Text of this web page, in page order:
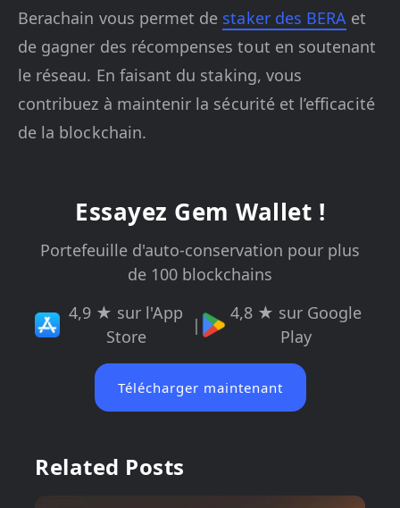
Berachain vous permet de staker des BERA et
de gagner des récompenses tout en soutenant
le réseau. En faisant du staking, vous
contribuez à maintenir la sécurité et l’efficacité
de la blockchain.
Essayez Gem Wallet !
Portefeuille d'auto-conservation pour plus
de 100 blockchains
4,9 ★ sur l'App
Store
|
4,8 ★ sur Google
Play
Télécharger maintenant
Related Posts